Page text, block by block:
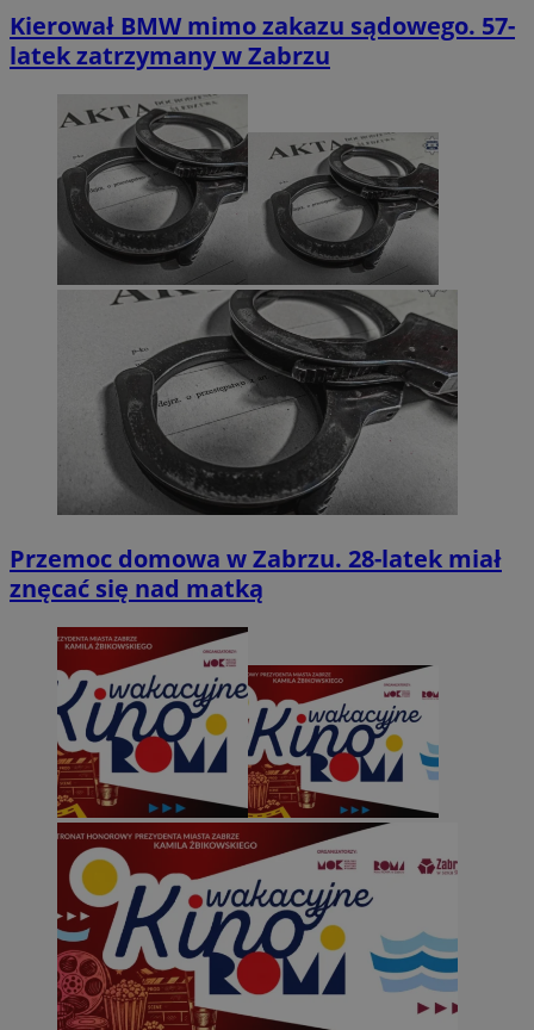
Kierował BMW mimo zakazu sądowego. 57-
latek zatrzymany w Zabrzu
Przemoc domowa w Zabrzu. 28-latek miał
znęcać się nad matką